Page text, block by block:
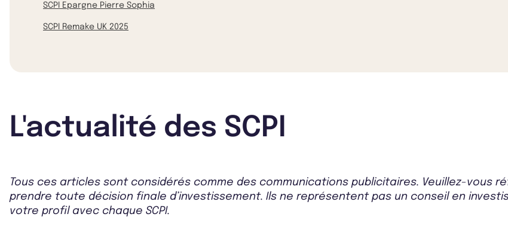
SCPI Epargne Pierre Sophia
SCPI Remake UK 2025
L'actualité des SCPI
Tous ces articles sont considérés comme des communications publicitaires. Veuillez-vous
prendre toute décision finale d’investissement. Ils ne représentent pas un conseil en
votre profil avec chaque SCPI.